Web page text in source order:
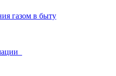
газом в быту